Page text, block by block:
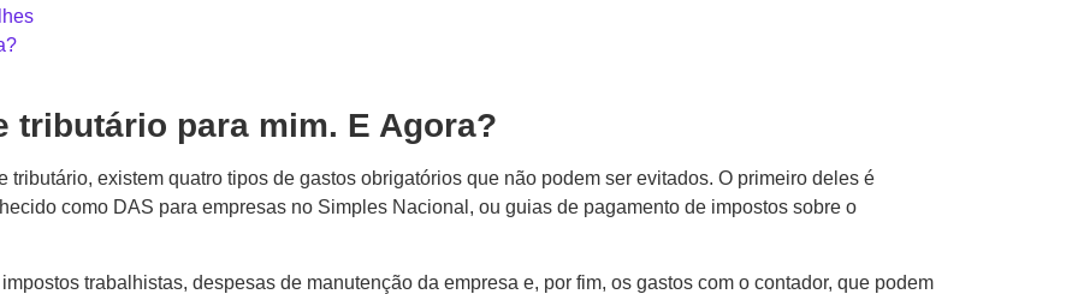
tributário para mim. E Agora?
existem quatro tipos de gastos obrigatórios que não podem ser evitados. O primeiro deles é
como DAS para empresas no Simples Nacional, ou guias de pagamento de impostos sobre o
trabalhistas, despesas de manutenção da empresa e, por fim, os gastos com o contador, que podem